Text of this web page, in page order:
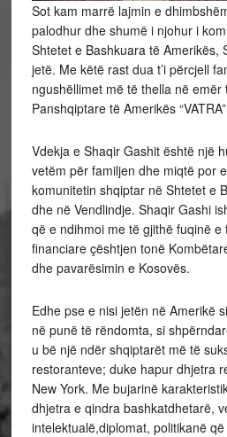
Sot kam marrë lajmin e
palodhur dhe shumë i njohur i
Shtetet e Bashkuara të Amerikës,
jetë. Me këtë rast dua t’i përcjell
ngushëllimet më të thella në emër
Panshqiptare të Amerikës
Vdekja e Shaqir Gashit është një
vetëm për familjen dhe miqtë por
komunitetin shqiptar në Shtetet e
dhe në Vendlindje. Shaqir Gashi
që e ndihmoi me të gjithë fuqinë e
financiare çështjen tonë
dhe pavarësimin e Kosovës.
Edhe pse e nisi jetën në Amerikë
në punë të rëndomta, si
u bë një ndër shqiptarët më të
restoranteve; duke hapur dhjetra
New York. Me bujarinë
dhjetra e qindra bashkatdhetarë,
intelektualë,diplomat, politikanë